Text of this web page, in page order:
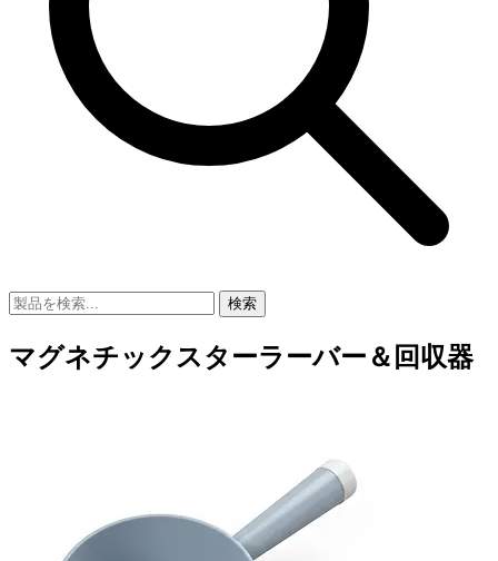
検索
マグネチックスターラーバー＆回収器